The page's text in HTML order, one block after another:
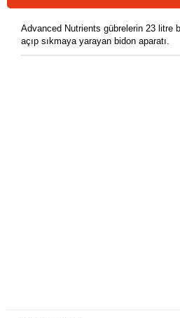
Advanced Nutrients gübrelerin 23 litre
açıp sıkmaya yarayan bidon aparatı.